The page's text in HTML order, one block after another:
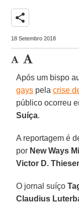
share
18 Setembro 2018
Após um bispo
gays pelacrise
público ocorreu
Suíça.
A reportagem é
por New Ways
Victor D.
O jornal suíço
Claudius